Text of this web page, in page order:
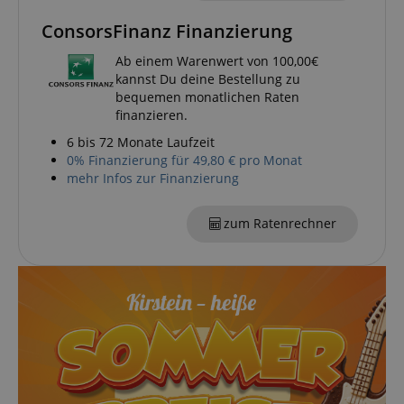
ConsorsFinanz Finanzierung
Ab einem Warenwert von 100,00€
kannst Du deine Bestellung zu
bequemen monatlichen Raten
finanzieren.
6 bis 72 Monate Laufzeit
0% Finanzierung für 49,80 € pro Monat
mehr Infos zur Finanzierung
zum Ratenrechner
Anbieter / Domain
FPGSID
amazon-pay-connectedAuth
Amazon.com Inc.
CookieScriptConsent
CookieScript
Google-
Datenschutzerklärung